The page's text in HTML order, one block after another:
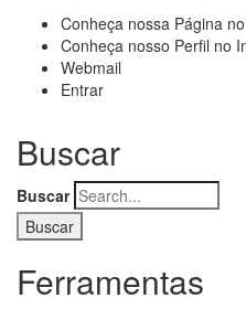
Conheça nossa Página
Conheça nosso Perfil no
Webmail
Entrar
Buscar
Buscar
Ferramentas